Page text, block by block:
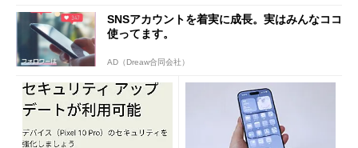
SNSアカウントを着実に成長。実はみんなココ
使ってます。
AD（Dreaw合同会社）